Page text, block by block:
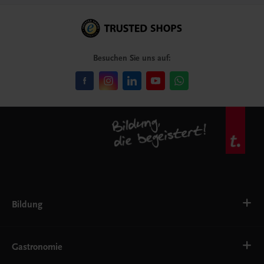
Besuchen Sie uns auf:
Bildung
Ernährung
Gastronomie